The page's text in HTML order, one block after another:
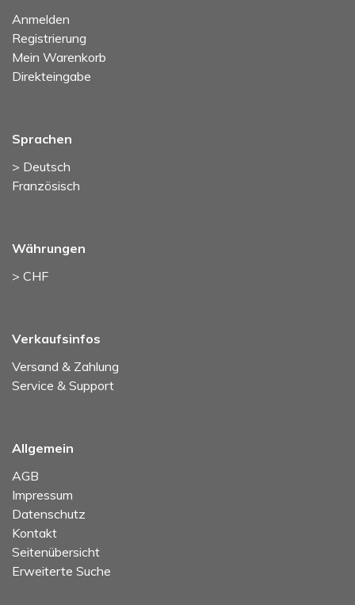
Anmelden
Registrierung
Mein Warenkorb
Direkteingabe
Sprachen
> Deutsch
Französisch
Währungen
> CHF
Verkaufsinfos
Versand & Zahlung
Service & Support
Allgemein
AGB
Impressum
Datenschutz
Kontakt
Seitenübersicht
Erweiterte Suche